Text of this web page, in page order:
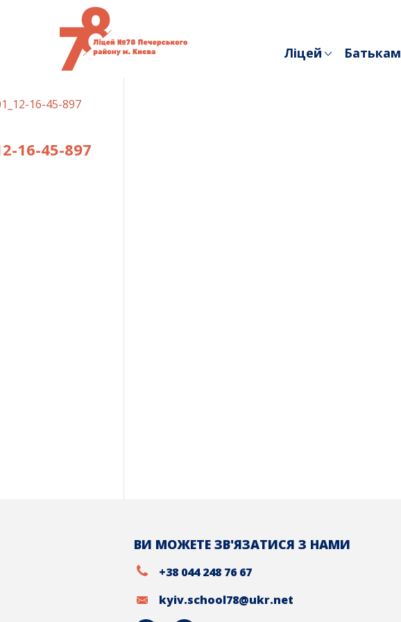
Ліцей Батькам
16-45-897
16-45-897
ВИ МОЖЕТЕ ЗВ'ЯЗАТИСЯ З НАМИ
+38 044 248 76 67
kyiv.school78@ukr.net